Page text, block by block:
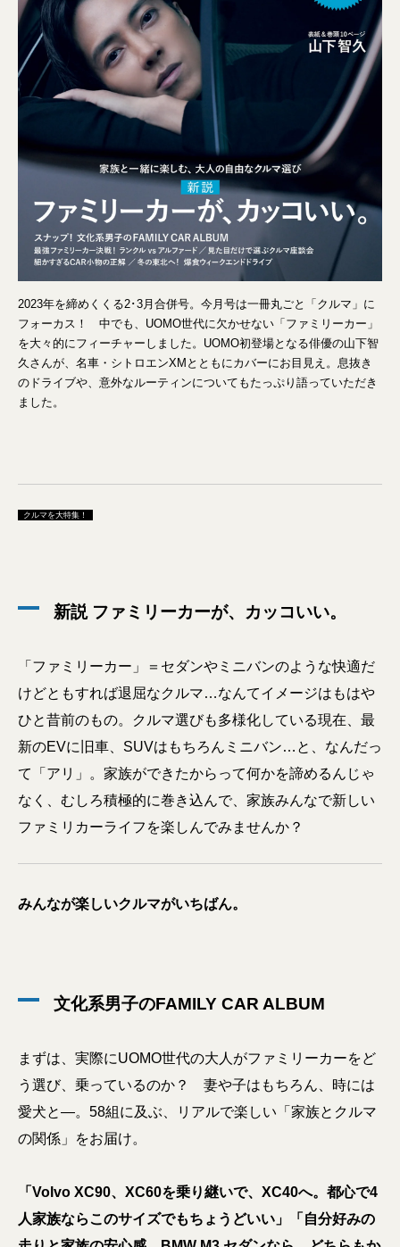
2023年を締めくくる2･3月合併号。今月号は一冊丸ごと「クルマ」に
フォーカス！ 中でも、UOMO世代に欠かせない「ファミリーカー」
を大々的にフィーチャーしました。UOMO初登場となる俳優の山下智
久さんが、名車・シトロエンXMとともにカバーにお目見え。息抜き
のドライブや、意外なルーティンについてもたっぷり語っていただき
ました。
クルマを大特集！
新説 ファミリーカーが、カッコいい。
「ファミリーカー」＝セダンやミニバンのような快適だ
けどともすれば退屈なクルマ…なんてイメージはもはや
ひと昔前のもの。クルマ選びも多様化している現在、最
新のEVに旧車、SUVはもちろんミニバン…と、なんだっ
て「アリ」。家族ができたからって何かを諦めるんじゃ
なく、むしろ積極的に巻き込んで、家族みんなで新しい
ファミリカーライフを楽しんでみませんか？
みんなが楽しいクルマがいちばん。
文化系男子のFAMILY CAR ALBUM
まずは、実際にUOMO世代の大人がファミリーカーをど
う選び、乗っているのか？ 妻や子はもちろん、時には
愛犬と―。58組に及ぶ、リアルで楽しい「家族とクルマ
の関係」をお届け。
「Volvo XC90、XC60を乗り継いで、XC40へ。都心で4
人家族ならこのサイズでもちょうどいい」「自分好みの